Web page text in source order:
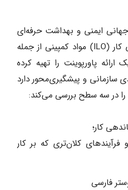
ایمنی و بهداشت حرفه‌ای
۲۰۲۶، سازمان بین‌المللی کار (ILO) مواد کمپینی از جمله
پاورپوینت را تهیه کرده
سازمانی و پیشگیری‌محور دارد
را در سه سطح بررسی می‌کند:
کلان‌تری که بر کار
فارسی